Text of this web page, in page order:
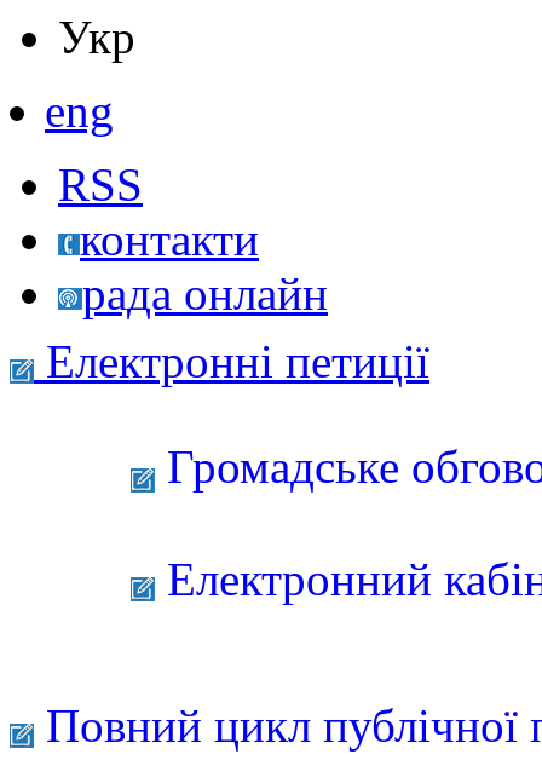
Укр
eng
RSS
контакти
рада онлайн
Електронні петиції
Громадське
Електронний
Повний цикл публічної